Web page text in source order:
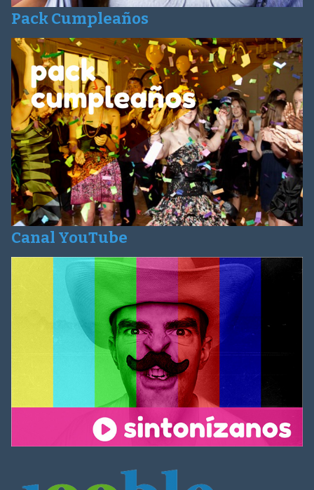
Pack Cumpleaños
Canal YouTube